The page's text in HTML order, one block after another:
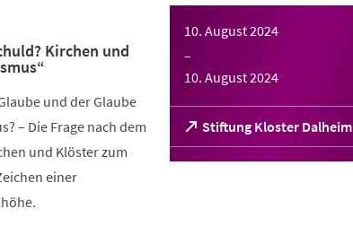
10. August 2024
–
10. August 2024
Stiftung Kloster Dalheim
(Öffnet
in
einem
Kirchen und
und der Glaube
– Die Frage nach dem
und Klöster zum
einer